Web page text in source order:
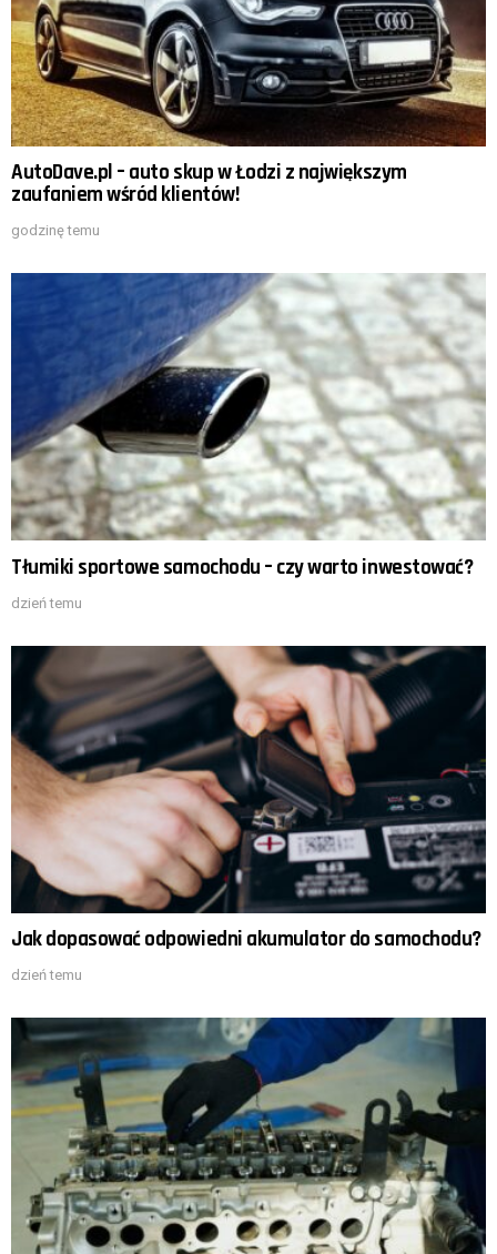
AutoDave.pl – auto skup w Łodzi z największym
zaufaniem wśród klientów!
godzinę temu
Tłumiki sportowe samochodu – czy warto inwestować?
dzień temu
Jak dopasować odpowiedni akumulator do samochodu?
dzień temu